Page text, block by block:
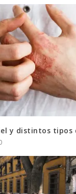
y distintos tipos